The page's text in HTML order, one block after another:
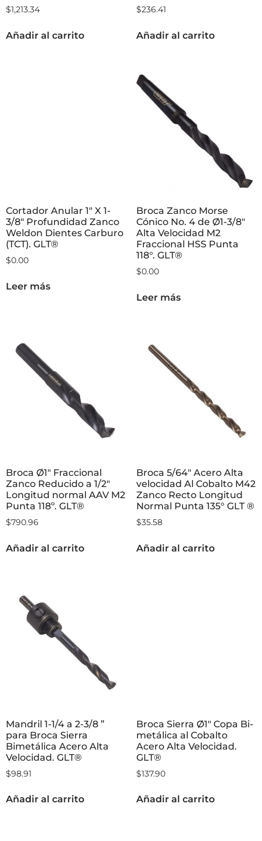
$1,213.34
Añadir al carrito
$236.41
Añadir al carrito
Cortador Anular 1″ X 1-
3/8″ Profundidad Zanco
Weldon Dientes Carburo
(TCT). GLT®
$0.00
Leer más
Broca Zanco Morse
Cónico No. 4 de Ø1-3/8″
Alta Velocidad M2
Fraccional HSS Punta
118°. GLT®
$0.00
Leer más
Broca Ø1″ Fraccional
Zanco Reducido a 1/2″
Longitud normal AAV M2
Punta 118º. GLT®
$790.96
Añadir al carrito
Broca 5/64″ Acero Alta
velocidad Al Cobalto M42
Zanco Recto Longitud
Normal Punta 135° GLT ®
$35.58
Añadir al carrito
Mandril 1-1/4 a 2-3/8 ”
para Broca Sierra
Bimetálica Acero Alta
Velocidad. GLT®
$98.91
Añadir al carrito
Broca Sierra Ø1″ Copa Bi-
metálica al Cobalto
Acero Alta Velocidad.
GLT®
$137.90
Añadir al carrito